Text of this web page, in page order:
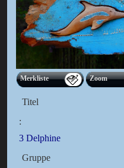
Merkliste Zoom
Titel
:
3 Delphine
Gruppe